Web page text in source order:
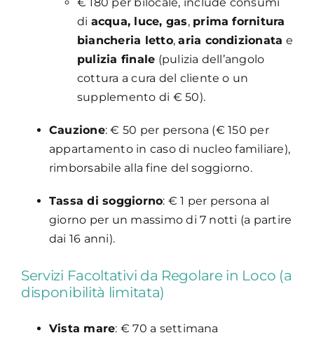
di acqua, luce, gas, prima fornitura
biancheria letto,aria condizionata e
pulizia finale (pulizia dell’angolo
cottura a cura del cliente o un
supplemento di € 50).
Cauzione: € 50 per persona (€ 150 per
appartamento in caso di nucleo familiare),
rimborsabile alla fine del soggiorno.
Tassa di soggiorno: € 1 per persona al
giorno per un massimo di 7 notti (a partire
dai 16 anni).
Servizi Facoltativi da Regolare in Loco (a
disponibilità limitata)
Vista mare: € 70 a settimana